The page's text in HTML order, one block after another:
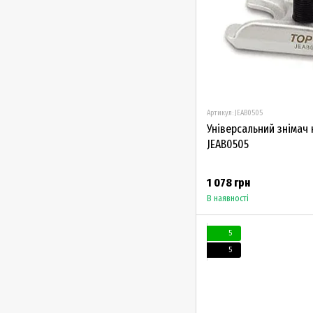
Артикул: JEAB0505
Універсальний
JEAB0505
1 078 грн
В наявності
5
5